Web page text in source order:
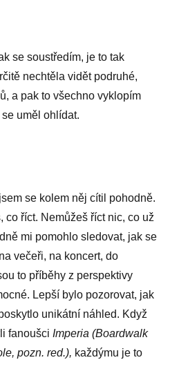
se soustředím, je to tak
nechtěla vidět podruhé,
a pak to všechno vyklopím
uměl ohlídat.
se kolem něj cítil pohodně.
co říct. Nemůžeš říct nic, co už
mi pomohlo sledovat, jak se
večeři, na koncert, do
to příběhy z perspektivy
Lepší bylo pozorovat, jak
unikátní náhled. Když
fanoušci Imperia (Boardwalk
pozn. red.), každýmu je to